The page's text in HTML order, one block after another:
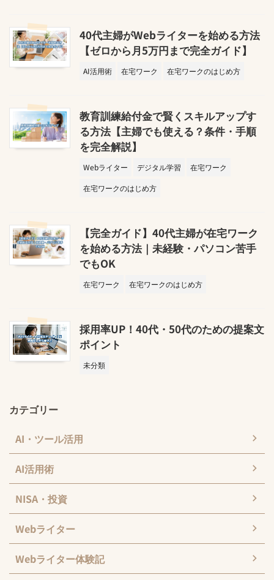
40代主婦がWebライターを始める方法
【ゼロから月5万円まで完全ガイド】
AI活用術 在宅ワーク 在宅ワークのはじめ方
教育訓練給付金で賢くスキルアップす
る方法【主婦でも使える？条件・手順
を完全解説】
Webライター デジタル学習
在宅ワーク
在宅ワークのはじめ方
【完全ガイド】40代主婦が在宅ワーク
を始める方法｜未経験・パソコン苦手
でもOK
在宅ワーク 在宅ワークのはじめ方
採用率UP！40代・50代のための提案文
ポイント
未分類
カテゴリー
AI・ツール活用
AI活用術
NISA・投資
Webライター
Webライター体験記